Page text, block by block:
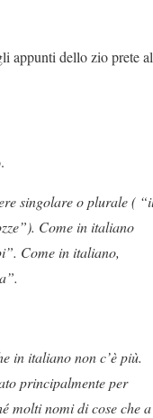
appunti dello zio prete al
singolare o plurale (
Come in italiano
Come in italiano,
in italiano non c’è più.
principalmente per
molti nomi di cose che a